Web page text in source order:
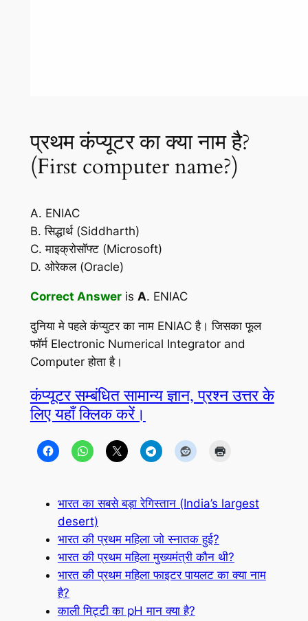
प्रथम कंप्यूटर का क्या नाम है?
(First computer name?)
A. ENIAC
B. सिद्धार्थ (Siddharth)
C. माइक्रोसॉफ्ट (Microsoft)
D. ओरेकल (Oracle)
Correct Answeris A. ENIAC
दुनिया मे पहले कंप्युटर का नाम ENIAC है। जिसका फूल
फॉर्म Electronic Numerical Integrator and
Computer होता है।
कंप्यूटर सम्बंधित सामान्य ज्ञान, प्रश्न उत्तर के
लिए यहाँ क्लिक करें।
भारत का सबसे बड़ा रेगिस्तान (India’s largest
desert)
भारत की प्रथम महिला जो स्नातक हुई?
भारत की प्रथम महिला मुख्यमंत्री कौन थी?
भारत की प्रथम महिला फाइटर पायलट का क्या नाम
है?
काली मिट्टी का pH मान क्या है?